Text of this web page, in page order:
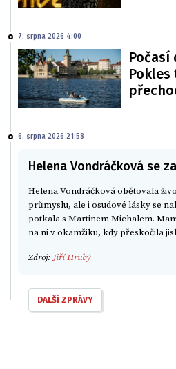
7. srpna 2026 4:00
Počasí
6. srpna 2026 21:58
Helena Vondráčková se
Helena Vondráčková obětovala
průmyslu, ale i osudové lásky se
potkala s Martinem Michalem.
na ni v okamžiku, kdy přeskočila
Zdroj: Jiří Hrubý
DALŠÍ ZPRÁVY